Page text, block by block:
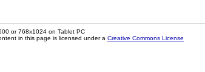
or 768x1024 on Tablet PC
in this page is licensed under a Creative Commons License